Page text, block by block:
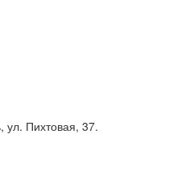
ул. Пихтовая, 37.